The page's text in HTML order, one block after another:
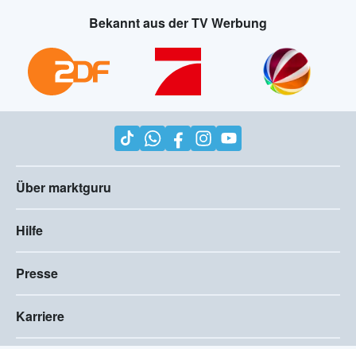
Bekannt aus der TV Werbung
Über marktguru
Hilfe
Presse
Karriere